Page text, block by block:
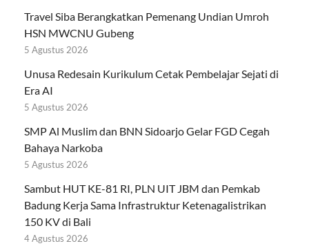
Travel Siba Berangkatkan Pemenang Undian Umroh
HSN MWCNU Gubeng
5 Agustus 2026
Unusa Redesain Kurikulum Cetak Pembelajar Sejati di
Era AI
5 Agustus 2026
SMP Al Muslim dan BNN Sidoarjo Gelar FGD Cegah
Bahaya Narkoba
5 Agustus 2026
Sambut HUT KE-81 RI, PLN UIT JBM dan Pemkab
Badung Kerja Sama Infrastruktur Ketenagalistrikan
150 KV di Bali
4 Agustus 2026